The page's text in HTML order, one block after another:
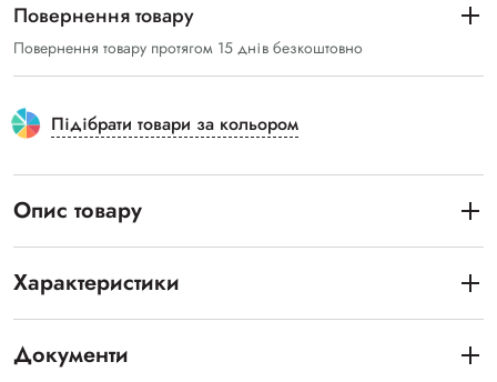
Повернення товару
Повернення товару протягом 15 днів безкоштовно
Підібрати товари за кольором
Опис товару
Характеристики
Документи